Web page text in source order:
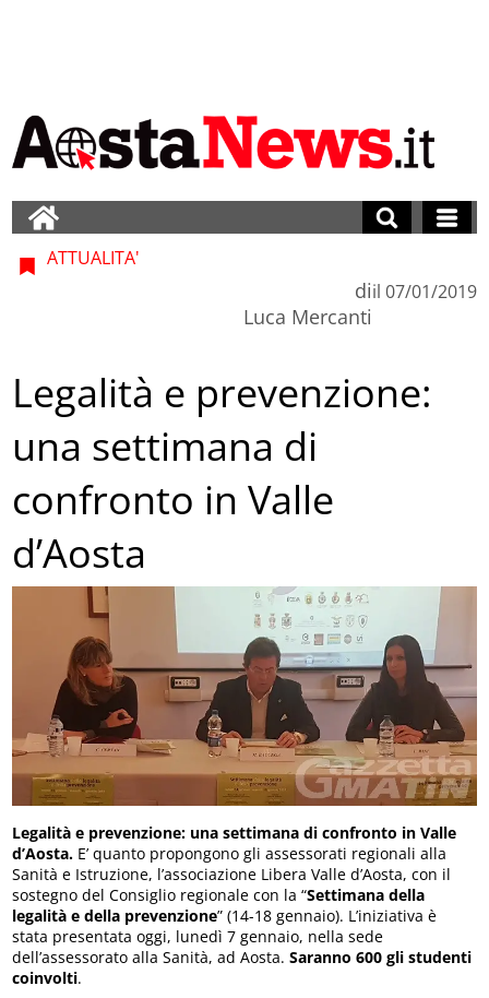
ATTUALITA'
di
Luca Mercanti
il 07/01/2019
Legalità e prevenzione:
una settimana di
confronto in Valle
d’Aosta
Legalità e prevenzione: una settimana di confronto in Valle
d’Aosta. E’ quanto propongono gli assessorati regionali alla
Sanità e Istruzione, l’associazione Libera Valle d’Aosta, con il
sostegno del Consiglio regionale con la “Settimana della
legalità e della prevenzione” (14-18 gennaio). L’iniziativa è
stata presentata oggi, lunedì 7 gennaio, nella sede
dell’assessorato alla Sanità, ad Aosta.Saranno 600 gli studenti
coinvolti.